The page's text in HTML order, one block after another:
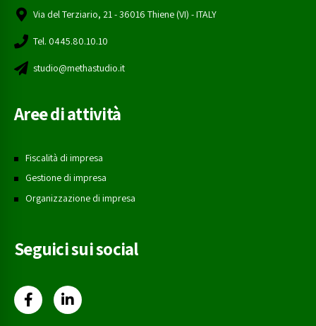
Via del Terziario, 21 - 36016 Thiene (VI) - ITALY
Tel. 0445.80.10.10
studio@methastudio.it
Aree di attività
Fiscalità di impresa
Gestione di impresa
Organizzazione di impresa
Seguici sui social